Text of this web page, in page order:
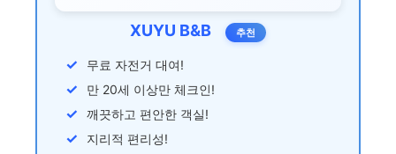
XUYU B&B 추천
무료 자전거 대여!
만 20세 이상만 체크인!
깨끗하고 편안한 객실!
지리적 편리성!